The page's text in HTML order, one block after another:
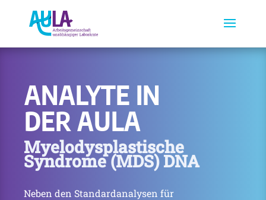
ANALYTE IN
DER AULA
Myelodysplastische
Syndrome (MDS) DNA
Neben den Standardanalysen für